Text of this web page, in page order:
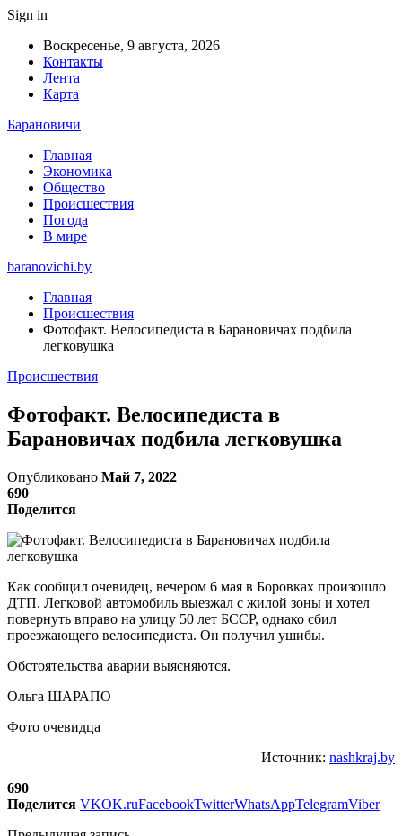
Sign in
Воскресенье, 9 августа, 2026
Контакты
Лента
Карта
Барановичи
Главная
Экономика
Общество
Происшествия
Погода
В мире
baranovichi.by
Главная
Происшествия
Фотофакт. Велосипедиста в Барановичах подбила
легковушка
Происшествия
Фотофакт. Велосипедиста в
Барановичах подбила легковушка
Опубликовано Май 7, 2022
690
Поделится
Как сообщил очевидец, вечером 6 мая в Боровках произошло
ДТП. Легковой автомобиль выезжал с жилой зоны и хотел
повернуть вправо на улицу 50 лет БССР, однако сбил
проезжающего велосипедиста. Он получил ушибы.
Обстоятельства аварии выясняются.
Ольга ШАРАПО
Фото очевидца
Источник: nashkraj.by
690
Поделится VKOK.ruFacebookTwitterWhatsAppTelegramViber